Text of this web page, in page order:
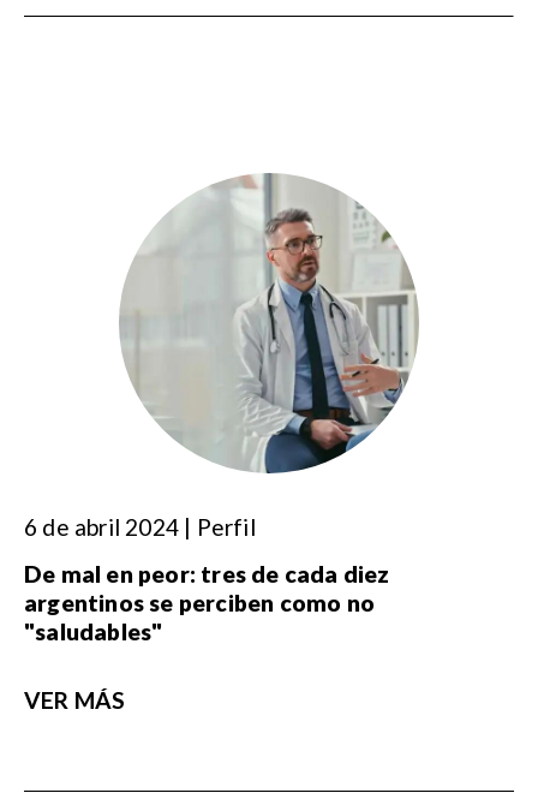
6 de abril 2024 | Perfil
De mal en peor: tres de cada diez
argentinos se perciben como no
"saludables"
VER MÁS